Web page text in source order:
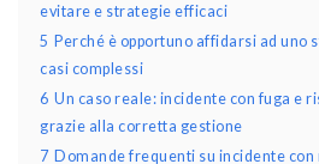
evitare e strategie efficaci
5 Perché è opportuno affidarsi ad uno
casi complessi
6 Un caso reale: incidente con fuga e
grazie alla corretta gestione
7 Domande frequenti su incidente con